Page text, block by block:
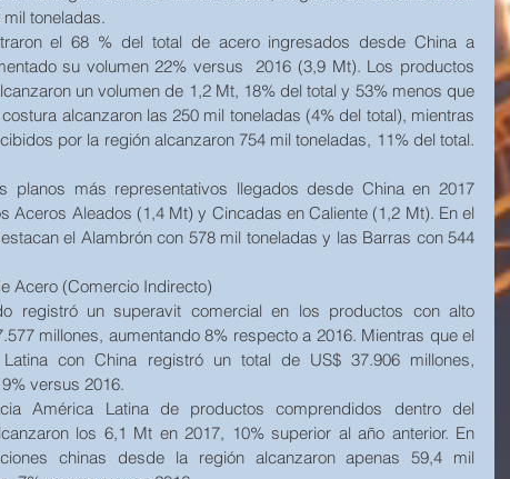
toneladas.
el 68 % del total de acero ingresados desde China a
su volumen 22% versus  2016 (3,9 Mt). Los productos
un volumen de 1,2 Mt, 18% del total y 53% menos que
alcanzaron las 250 mil toneladas (4% del total), mientras
por la región alcanzaron 754 mil toneladas, 11% del total.
planos más representativos llegados desde China en 2017
Aceros Aleados (1,4 Mt) y Cincadas en Caliente (1,2 Mt). En el
el Alambrón con 578 mil toneladas y las Barras con 544
Acero (Comercio Indirecto)
registró un superavit comercial en los productos con alto
millones, aumentando 8% respecto a 2016. Mientras que el
con China registró un total de US$ 37.906 millones,
versus 2016.
América Latina de productos comprendidos dentro del
los 6,1 Mt en 2017, 10% superior al año anterior. En
chinas desde la región alcanzaron apenas 59,4 mil